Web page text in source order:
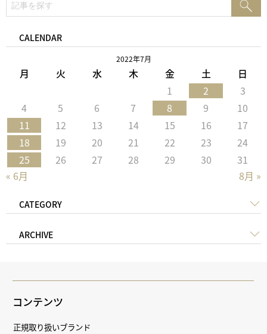
索:
CALENDAR
2022年7月
月 火 水 木 金 土 日
« 6月 8月 »
1 2
3
4
5 6 7 8 9
10
11
12 13 14 15 16
17
18
19 20 21 22 23
24
25
26 27 28 29 30 31
CATEGORY
ARCHIVE
コンテンツ
正規取り扱いブランド